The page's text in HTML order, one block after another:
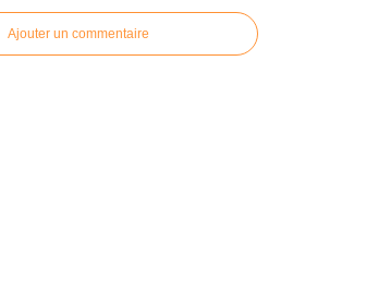
Ajouter un commentaire